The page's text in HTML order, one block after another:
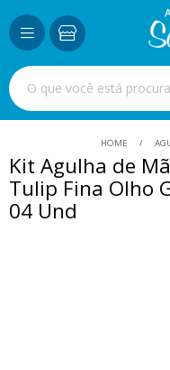
HOME
Kit Agulha de
Tulip Fina Olho
04 Und